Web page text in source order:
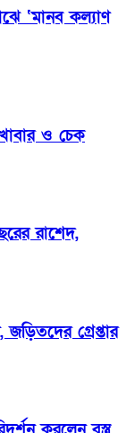
‘মানব কল্যাণ
ও চেক
রাশেদ,
গ্রেপ্তার